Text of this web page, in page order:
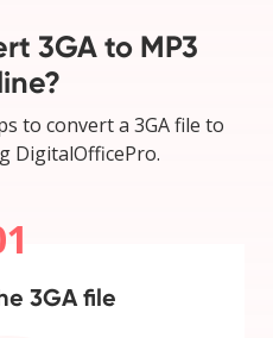
3GA to MP3
to convert a 3GA file to
DigitalOfficePro.
3GA file